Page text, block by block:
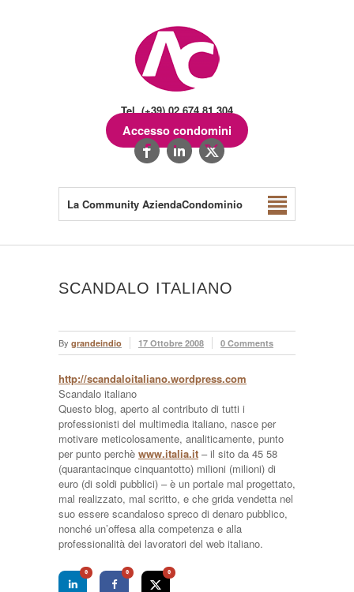
Tel. (+39) 02.674.81.304
Accesso condomini
La Community AziendaCondominio
SCANDALO ITALIANO
By grandeindio 17 Ottobre 2008 0 Comments
http://scandaloitaliano.wordpress.com
Scandalo italiano
Questo blog, aperto al contributo di tutti i
professionisti del multimedia italiano, nasce per
motivare meticolosamente, analiticamente, punto
per punto perchè www.italia.it – il sito da 45 58
(quarantacinque cinquantotto) milioni (milioni) di
euro (di soldi pubblici) – è un portale mal progettato,
mal realizzato, mal scritto, e che grida vendetta nel
suo essere scandaloso spreco di denaro pubblico,
nonché un’offesa alla competenza e alla
professionalità dei lavoratori del web italiano.
0 0 0